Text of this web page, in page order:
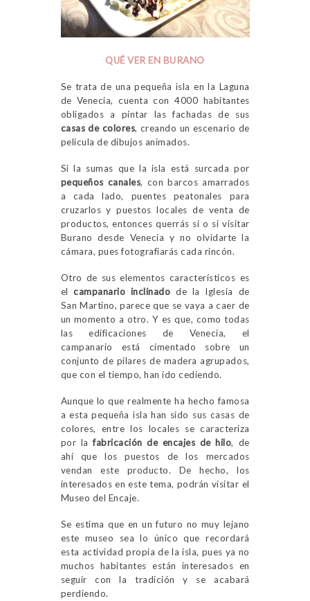
QUÉ VER EN BURANO
Se trata de una pequeña isla en la Laguna
de Venecia, cuenta con 4000 habitantes
obligados a pintar las fachadas de sus
casas de colores, creando un escenario de
película de dibujos animados.
Si la sumas que la isla está surcada por
pequeños canales, con barcos amarrados
a cada lado, puentes peatonales para
cruzarlos y puestos locales de venta de
productos, entonces querrás si o si visitar
Burano desde Venecia y no olvidarte la
cámara, pues fotografiarás cada rincón.
Otro de sus elementos característicos es
elcampanario inclinado de la Iglesia de
San Martino, parece que se vaya a caer de
un momento a otro. Y es que, como todas
las edificaciones de Venecia, el
campanario está cimentado sobre un
conjunto de pilares de madera agrupados,
que con el tiempo, han ido cediendo.
Aunque lo que realmente ha hecho famosa
a esta pequeña isla han sido sus casas de
colores, entre los locales se caracteriza
por lafabricación de encajes de hilo, de
ahí que los puestos de los mercados
vendan este producto. De hecho, los
interesados en este tema, podrán visitar el
Museo del Encaje.
Se estima que en un futuro no muy lejano
este museo sea lo único que recordará
esta actividad propia de la isla, pues ya no
muchos habitantes están interesados en
seguir con la tradición y se acabará
perdiendo.